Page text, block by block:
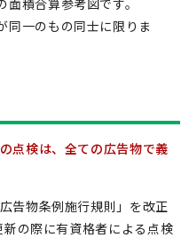
積合算参考図です。
同一のもの同士に限りま
点検は、全ての広告物で義
告物条例施行規則」を改正
新の際に有資格者による点検